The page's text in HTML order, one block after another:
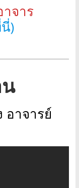
จาร
)
อาจารย์